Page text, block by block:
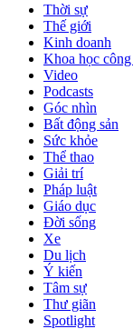
Thời sự
Thế giới
Kinh doanh
Khoa học
Video
Podcasts
Góc nhìn
Bất động sản
Sức khỏe
Thể thao
Giải trí
Pháp luật
Giáo dục
Đời sống
Xe
Du lịch
Ý kiến
Tâm sự
Thư giãn
Spotlight